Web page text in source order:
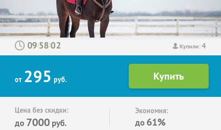
Купили:4
: :
от 295 руб.
Цена без скидки:
до 7000 руб.
Экономия:
до 61%